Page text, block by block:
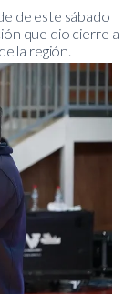
de este sábado
que dio cierre a
la región.